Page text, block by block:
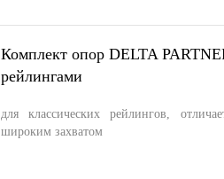
Комплект опор DELTA
рейлингами
для классических рейлингов,
широким захватом